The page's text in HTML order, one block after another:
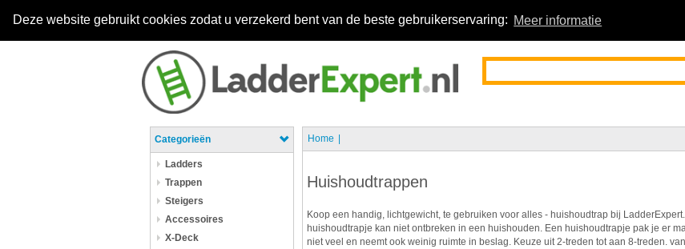
Deze website gebruikt cookies zodat u verzekerd bent van de beste gebruikerservaring: Meer informatie
Categorieën
Ladders
Trappen
Steigers
Accessoires
X-Deck
Home
Huishoudtrappen
Koop een handig, lichtgewicht, te gebruiken voor alles - huishoudtrap bij
huishoudtrapje kan niet ontbreken in een huishouden. Een huishoudtrapje pak je er
niet veel en neemt ook weinig ruimte in beslag. Keuze uit 2-treden tot aan 8-treden.